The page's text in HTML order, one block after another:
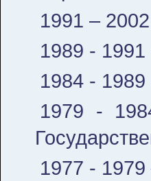
1991 –
1989 - 1991
1984 -
1979 -
1977 -